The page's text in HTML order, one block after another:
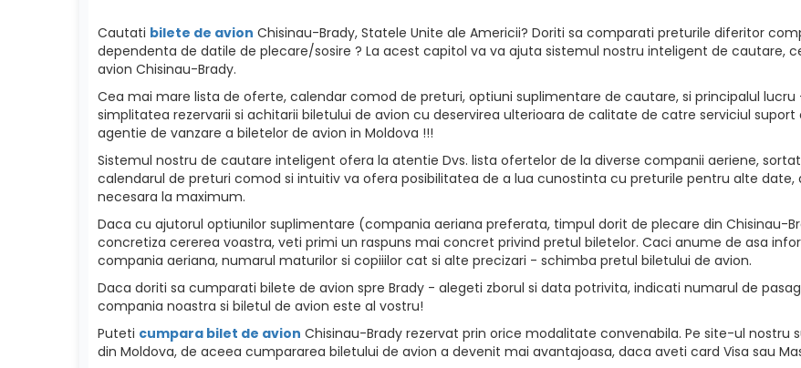
Cautati bilete de avion Chisinau-Brady, Statele Unite ale Americii? Doriti sa comparati preturile diferitor
dependenta de datile de plecare/sosire ? La acest capitol va va ajuta sistemul nostru inteligent de cautare,
avion Chisinau-Brady.
Cea mai mare lista de oferte, calendar comod de preturi, optiuni suplimentare de cautare, si principalul
simplitatea rezervarii si achitarii biletului de avion cu deservirea ulterioara de calitate de catre serviciul
agentie de vanzare a biletelor de avion in Moldova !!!
Sistemul nostru de cautare inteligent ofera la atentie Dvs. lista ofertelor de la diverse companii aeriene,
calendarul de preturi comod si intuitiv va ofera posibilitatea de a lua cunostinta cu preturile pentru alte
necesara la maximum.
Daca cu ajutorul optiunilor suplimentare (compania aeriana preferata, timpul dorit de plecare din Chisinau-
concretiza cererea voastra, veti primi un raspuns mai concret privind pretul biletelor. Caci anume de asa
compania aeriana, numarul maturilor si copiiilor cat si alte precizari - schimba pretul biletului de avion.
Daca doriti sa cumparati bilete de avion spre Brady - alegeti zborul si data potrivita, indicati numarul de
compania noastra si biletul de avion este al vostru!
Puteti cumpara bilet de avion Chisinau-Brady rezervat prin orice modalitate convenabila. Pe site-ul nostru
din Moldova, de aceea cumpararea biletului de avion a devenit mai avantajoasa, daca aveti card Visa sau